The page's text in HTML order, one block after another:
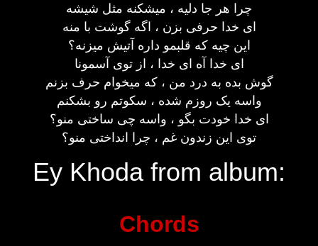
چرا هر جا دلیه ، میشکنه مثل شیشه
ای خدا حرفی بزن ، اگه گوشت با منه
این چیه که قلبمو داره آتیش میزنه؟
ای خدا آه ای خدا ، از توی آسمونا
گوش بده به درد من ، که میخوام حرف بزنم
واسه یک روزم شده ، سکوتم رو بشکنم
ای خدا خودت بگو ، واسه چی ساختی منو؟
توی این زندون غم ، چرا انداختی منو؟
Ey Khoda from album:
Chords